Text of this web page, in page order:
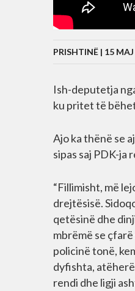
PRISHTINË | 15
Ish-deputetja
ku pritet të
Ajo ka thënë se
sipas saj PDK-
“Fillimisht, më
drejtësisë.
qetësinë dhe
mbrëmë se
policinë tonë,
dyfishta,
rendi dhe ligji